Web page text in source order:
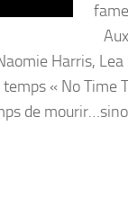
Harris,
« No
de